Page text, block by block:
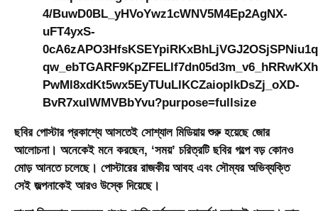
ছবির পোস্টার প্রকাশ্যে আসতেই সোশ্যাল মিডিয়ায় শুরু হয়েছে জোর
আলোচনা। অনেকেই মনে করছেন, ‘সময়’ চরিত্রটি ছবির গল্পে বড় কোনও
মোড় আনতে চলেছে। পোস্টারের রাজকীয় আবহ এবং সৌম্যর অভিব্যক্তি
সেই জল্পনাকেই আরও উস্কে দিয়েছে।